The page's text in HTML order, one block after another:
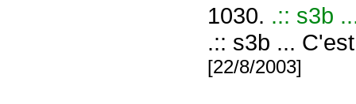
1030. .:: s3b
.:: s3b ...
[22/8/2003]